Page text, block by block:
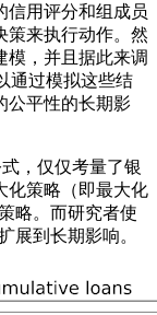
信用评分和组成员
策来执行动作。然
模，并且据此来调
通过模拟这些结
公平性的长期影
，仅仅考量了银
化策略（即最大化
略。而研究者使
展到长期影响。